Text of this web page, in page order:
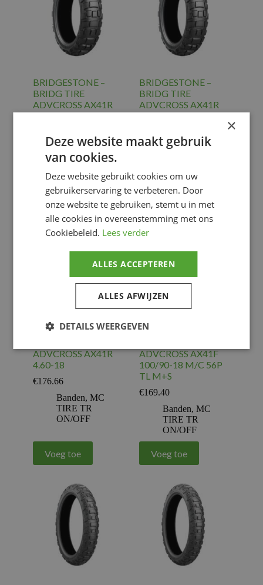
BRIDGESTONE –
BRIDG TIRE
ADVCROSS AX41R
4.10-18
Banden,MC
TIRE TR
Voeg toe
BRIDGESTONE –
BRIDG TIRE
ADVCROSS AX41R
4.60-17
Banden ,MC
Voeg toe
BRIDGESTONE –
ADVCROSS AX41R
4.60-18
€176.66
Banden, MC
TIRE TR
ON/OFF
Voeg toe
BRIDGESTONE
ADVCROSS AX41F
100/90-18 M/C 56P
TL M+S
€169.40
Banden, MC
TIRE TR
ON/OFF
Voeg toe
×
Deze website maakt gebruik
van cookies.
Deze website gebruikt cookies om uw
gebruikerservaring te verbeteren. Door
onze website te gebruiken, stemt u in met
alle cookies in overeenstemming met ons
Cookiebeleid. Lees verder
ALLES ACCEPTEREN
ALLES AFWIJZEN
DETAILS WEERGEVEN